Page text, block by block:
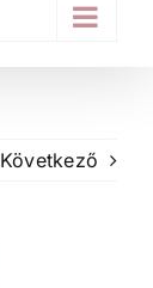
Következő